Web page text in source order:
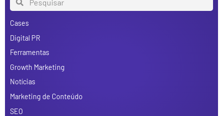
Cases
Digital PR
Ferramentas
Growth Marketing
Notícias
Marketing de Conteúdo
SEO